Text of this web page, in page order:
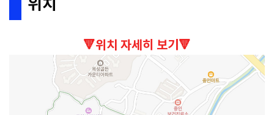
위치
🔻위치 자세히 보기🔻